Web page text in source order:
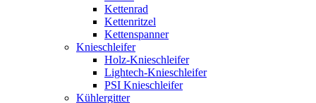
Kettenrad
Kettenritzel
Kettenspanner
Knieschleifer
Holz-Knieschleifer
Lightech-Knieschleifer
PSI Knieschleifer
Kühlergitter